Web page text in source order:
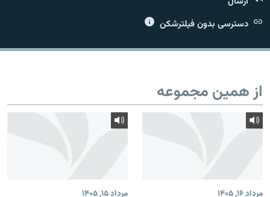
دسترسی بدون فیلترشکن
از همین مجموعه
مرداد ۱۶, ۱۴۰۵ مرداد ۱۵, ۱۴۰۵